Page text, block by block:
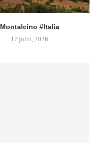
Montalcino #Italia
17 julio, 2026